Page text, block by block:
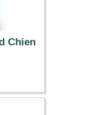
Chien